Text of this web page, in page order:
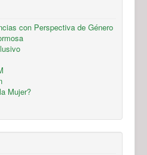
con Perspectiva de Género
Mujer?